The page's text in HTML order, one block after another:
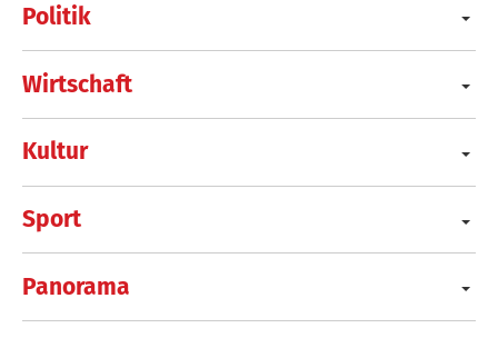
Politik
Wirtschaft
Kultur
Sport
Panorama